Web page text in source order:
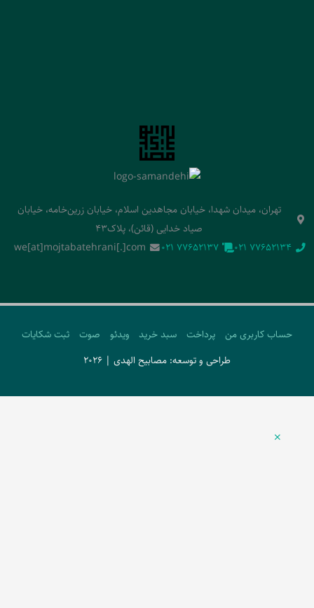
تهران، میدان شهدا، خیابان مجاهدین اسلام، خیابان زرین‌خامه، خیابان
صیاد خدایی (قائن)، پلاک43
‭021 77652134‬
‭021 77652137‬
we[at]mojtabatehrani[.]com
حساب کاربری من پرداخت سبد خرید ویدئو صوت
ثبت شکایات
طراحی و توسعه: مصابیح الهدی | 2026